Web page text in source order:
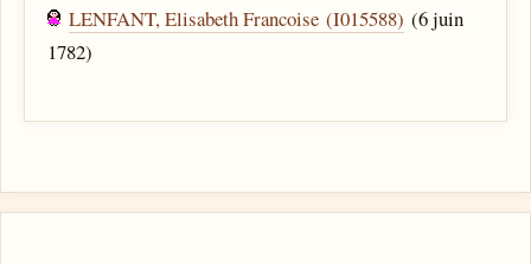
LENFANT, Elisabeth Francoise (I015588) (6 juin
1782)